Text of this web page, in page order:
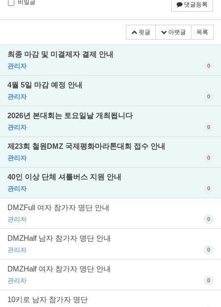
비밀글 댓글등록
윗글 아랫글 목록
최종 마감 및 미결제자 결제 안내
관리자 0
4월 5일 마감 예정 안내
관리자 0
2026년 본대회는 토요일날 개최됩니다
관리자 0
제23회 철원DMZ 국제평화마라톤대회 접수 안내
관리자 0
40인 이상 단체 셔틀버스 지원 안내
관리자 0
DMZFull 여자 참가자 명단 안내
관리자 0
DMZHalf 남자 참가자 명단 안내
관리자 0
DMZHalf 여자 참가자 명단 안내
관리자 0
10키로 남자 참가자 명단